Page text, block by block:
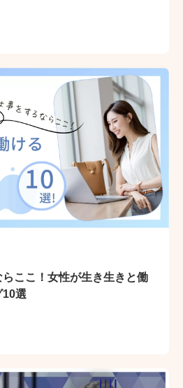
ここ！女性が生き生きと働
10選